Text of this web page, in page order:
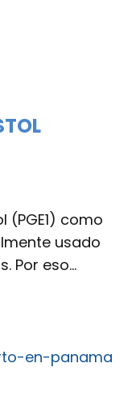
(PGE1) como
usado
Por eso…